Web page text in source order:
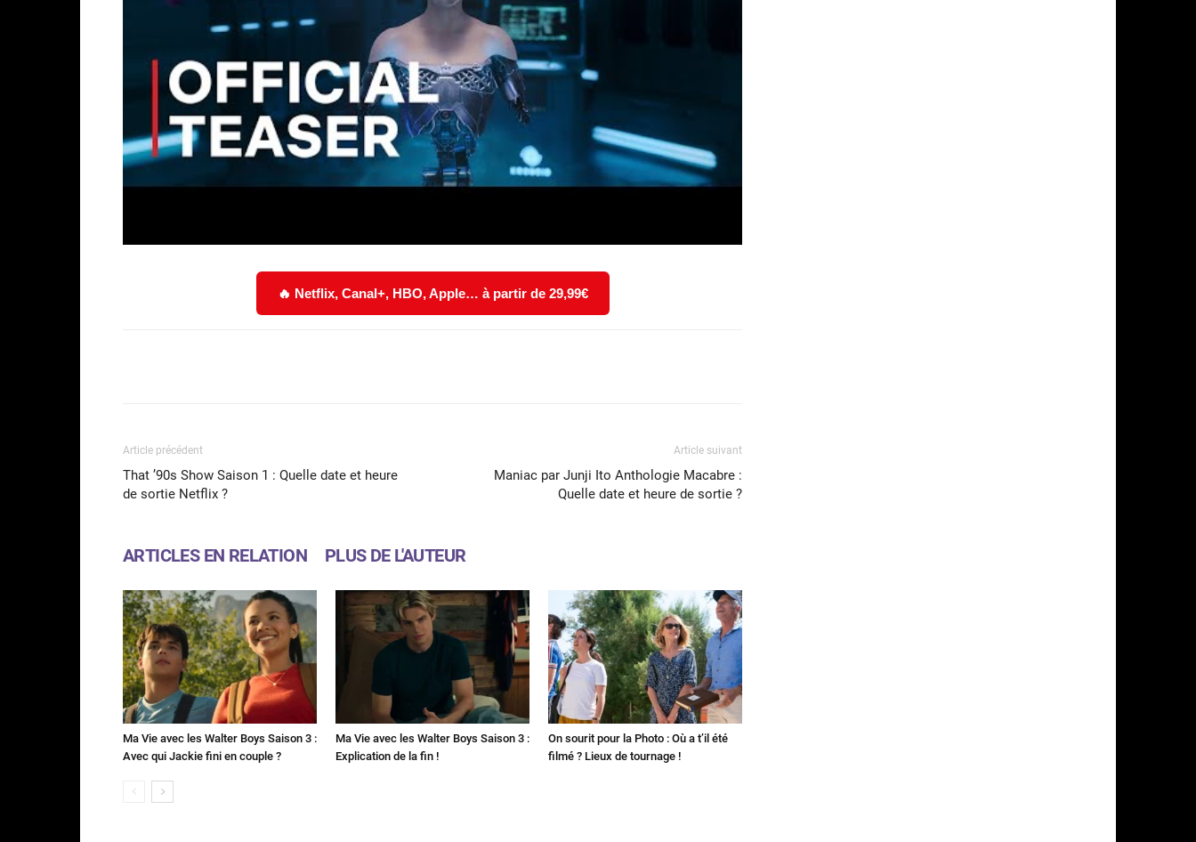
🔥 Netflix, Canal+, HBO, Apple… à partir de 29,99€
Article précédent
That ’90s Show Saison 1 : Quelle date et heure
de sortie Netflix ?
Article suivant
Maniac par Junji Ito Anthologie Macabre :
Quelle date et heure de sortie ?
ARTICLES EN RELATION PLUS DE L'AUTEUR
Ma Vie avec les Walter Boys Saison 3 :
Avec qui Jackie fini en couple ?
Ma Vie avec les Walter Boys Saison 3 :
Explication de la fin !
On sourit pour la Photo : Où a t’il été
filmé ? Lieux de tournage !